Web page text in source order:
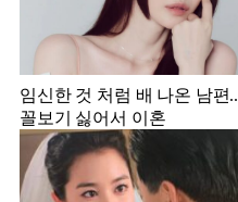
임신한 것 처럼 배 나온 남편..
꼴보기 싫어서 이혼